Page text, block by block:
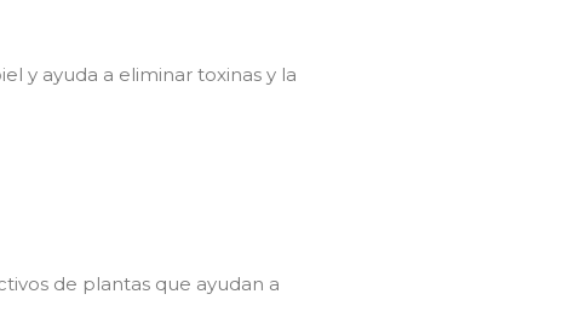
y ayuda a eliminar toxinas y la
de plantas que ayudan a